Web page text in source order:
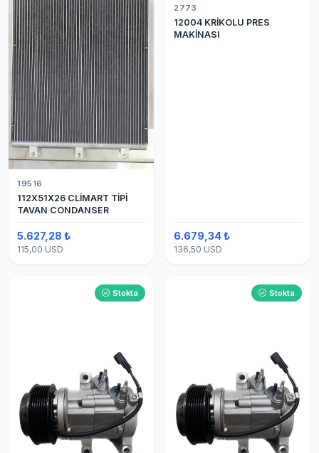
19516
112X51X26 CLİMART TİPİ
TAVAN CONDANSER
5.627,28 ₺
115,00 USD
2773
12004 KRİKOLU PRES
MAKİNASI
6.679,34 ₺
136,50 USD
Stokta Stokta